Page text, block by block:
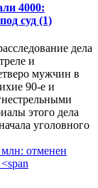
4000:
суд (1)
дела
и
мужчин в
90-е и
этого дела
уголовного